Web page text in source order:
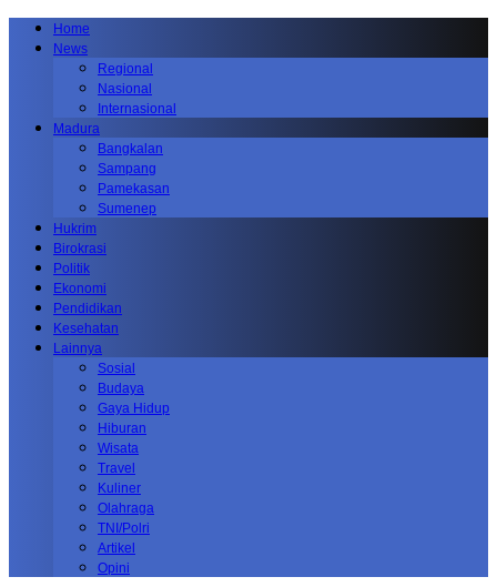
Home
News
Regional
Nasional
Internasional
Madura
Bangkalan
Sampang
Pamekasan
Sumenep
Hukrim
Birokrasi
Politik
Ekonomi
Pendidikan
Kesehatan
Lainnya
Sosial
Budaya
Gaya Hidup
Hiburan
Wisata
Travel
Kuliner
Olahraga
TNI/Polri
Artikel
Opini